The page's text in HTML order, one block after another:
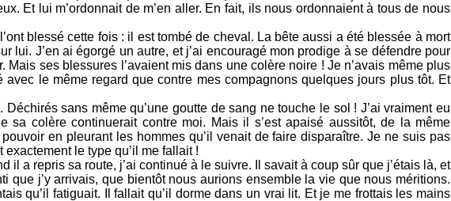
Et lui m’ordonnait de m’en aller. En fait, ils nous ordonnaient à tous de nous
blessé cette fois : il est tombé de cheval. La bête aussi a été blessée à mort
lui. J’en ai égorgé un autre, et j’ai encouragé mon prodige à se défendre pour
ses blessures l’avaient mis dans une colère noire ! Je n’avais même plus
avec le même regard que contre mes compagnons quelques jours plus tôt. Et
sans même qu’une goutte de sang ne touche le sol ! J’ai vraiment eu
sa colère continuerait contre moi. Mais il s’est apaisé aussitôt, de la même
en pleurant les hommes qu’il venait de faire disparaître. Je ne suis pas
exactement le type qu’il me fallait !
il a repris sa route, j’ai continué à le suivre. Il savait à coup sûr que j’étais là, et
que j’y arrivais, que bientôt nous aurions ensemble la vie que nous méritions.
qu’il fatiguait. Il fallait qu’il dorme dans un vrai lit. Et je me frottais les mains